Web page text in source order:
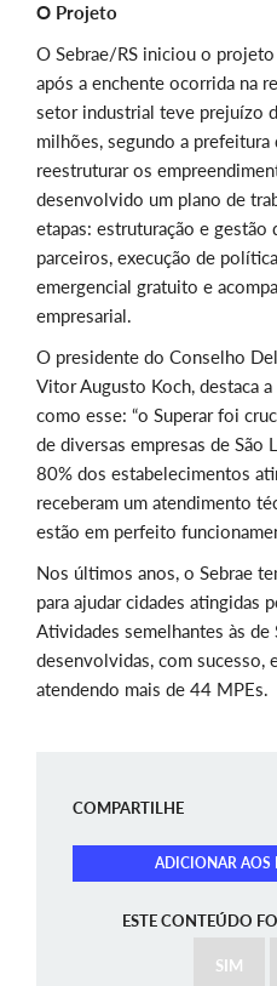
O Projeto
O Sebrae/RS iniciou o
após a enchente ocorrida na
setor industrial teve prejuízo
milhões, segundo a prefeitura
reestruturar os
desenvolvido um plano de
etapas: estruturação e
parceiros, execução de
emergencial gratuito e
empresarial.
O presidente do Conselho
Vitor Augusto Koch, destaca
como esse: “o Superar foi
de diversas empresas de São
80% dos estabelecimentos
receberam um atendimento
estão em perfeito
Nos últimos anos, o Sebrae
para ajudar cidades atingidas
Atividades semelhantes às
desenvolvidas, com sucesso,
atendendo mais de 44 MPEs.
COMPARTILHE
ADICIONAR AOS
ESTE CONTEÚDO
SIM